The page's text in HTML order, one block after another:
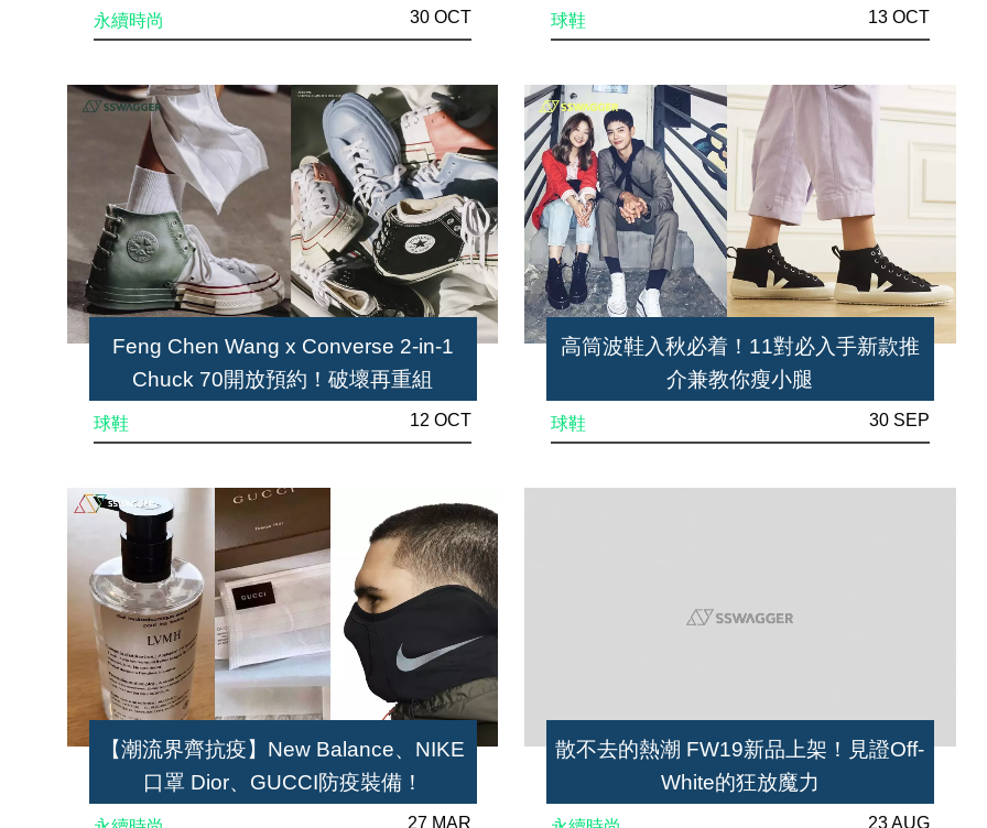
永續時尚 30 OCT
Feng Chen Wang x Converse 2-in-1
Chuck 70開放預約！破壞再重組
球鞋 12 OCT
【潮流界齊抗疫】New Balance、NIKE
口罩 Dior、GUCCI防疫裝備！
27 MAR
球鞋 13 OCT
高筒波鞋入秋必着！11對必入手新款推
介兼教你瘦小腿
球鞋 30 SEP
散不去的熱潮 FW19新品上架！見證Off-
White的狂放魔力
23 AUG